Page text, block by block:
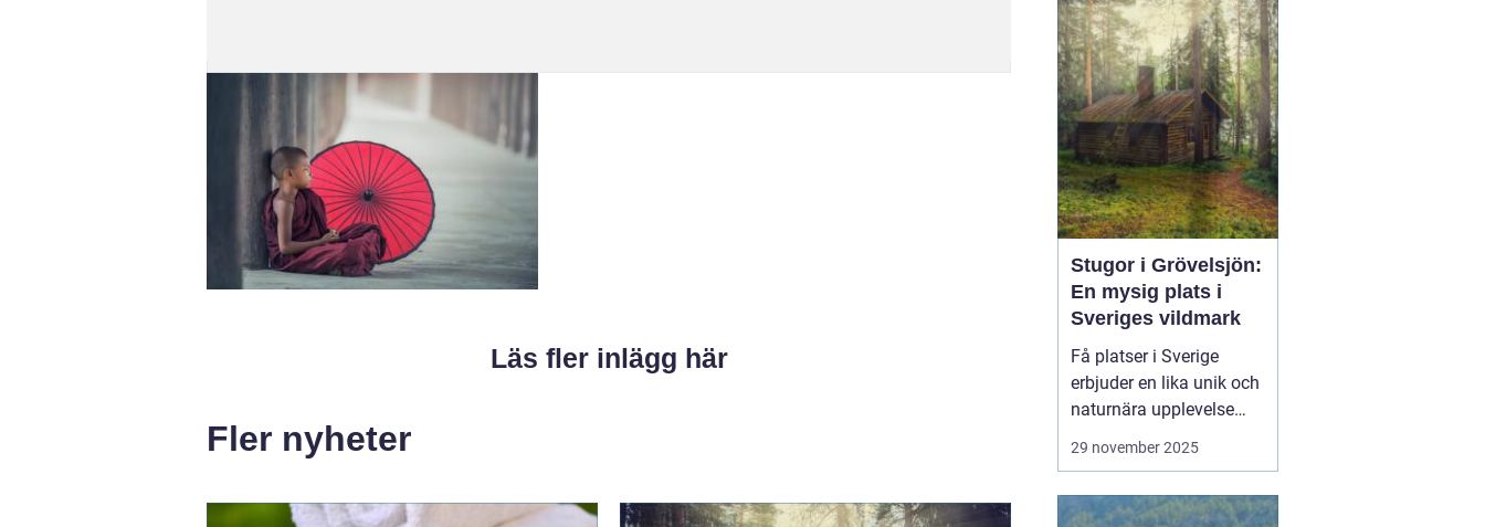
Läs fler inlägg här
Fler nyheter
återhämta sig och
sinnena fylls av nya
intryck. I Dalarna möts
gäster...
Stugor i Grövelsjön:
En mysig plats i
Sveriges vildmark
Få platser i Sverige
erbjuder en lika unik och
naturnära upplevelse
som stugor i Grövelsjön.
landskap är Grövelsjön
29 november 2025